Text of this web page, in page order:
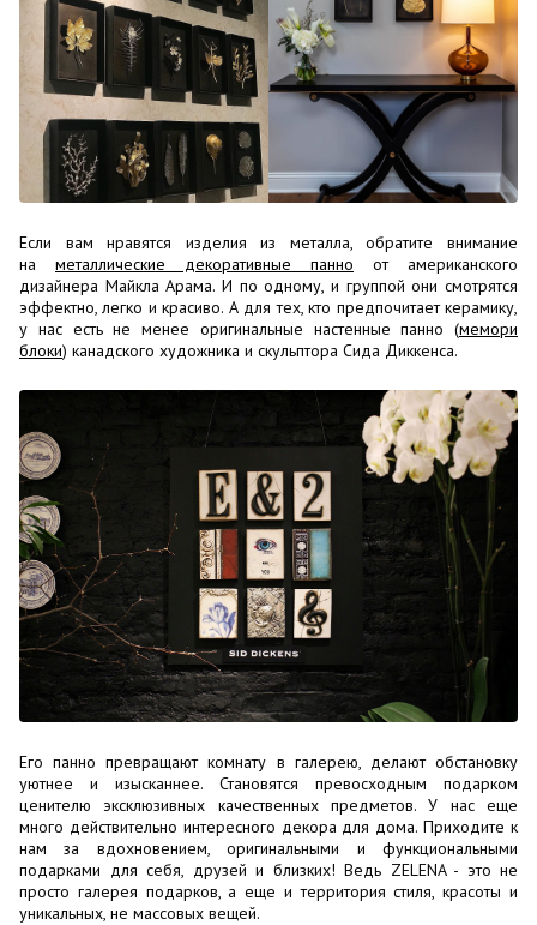
Если вам нравятся изделия из металла, обратите внимание
на металлические декоративные панно от американского
дизайнера Майкла Арама. И по одному, и группой они смотрятся
эффектно, легко и красиво. А для тех, кто предпочитает керамику,
у нас есть не менее оригинальные настенные панно (мемори
блоки) канадского художника и скульптора Сида Диккенса.
Его панно превращают комнату в галерею, делают обстановку
уютнее и изысканнее. Становятся превосходным подарком
ценителю эксклюзивных качественных предметов. У нас еще
много действительно интересного декора для дома. Приходите к
нам за вдохновением, оригинальными и функциональными
подарками для себя, друзей и близких! Ведь ZELENA - это не
просто галерея подарков, а еще и территория стиля, красоты и
уникальных, не массовых вещей.